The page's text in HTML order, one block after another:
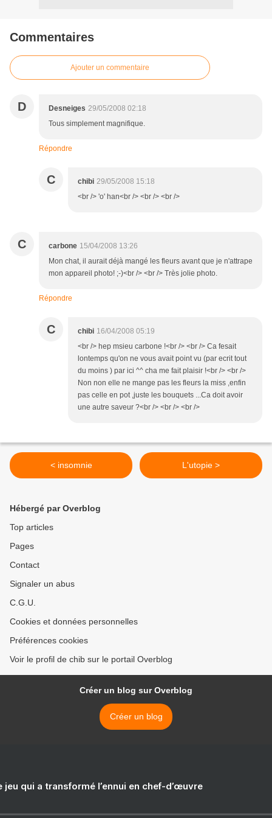
Commentaires
Ajouter un commentaire
D Desneiges 29/05/2008 02:18
Tous simplement magnifique.
Répondre
C chibi 29/05/2008 15:18
<br /> 'o' han<br /> <br /> <br />
C carbone 15/04/2008 13:26
Mon chat, il aurait déjà mangé les fleurs avant que je n'attrape
mon appareil photo! ;-)<br /> <br /> Très jolie photo.
Répondre
C chibi 16/04/2008 05:19
<br /> hep msieu carbone !<br /> <br /> Ca fesait
lontemps qu'on ne vous avait point vu (par ecrit tout
du moins ) par ici ^^ cha me fait plaisir !<br /> <br />
Non non elle ne mange pas les fleurs la miss ,enfin
pas celle en pot ,juste les bouquets ...Ca doit avoir
une autre saveur ?<br /> <br /> <br />
< insomnie L'utopie >
Hébergé par Overblog
Top articles
Pages
Contact
Signaler un abus
C.G.U.
Cookies et données personnelles
Préférences cookies
Voir le profil de chib sur le portail Overblog
Créer un blog sur Overblog
Créer un blog
jeu qui a transformé l’ennui en chef-d’œuvre